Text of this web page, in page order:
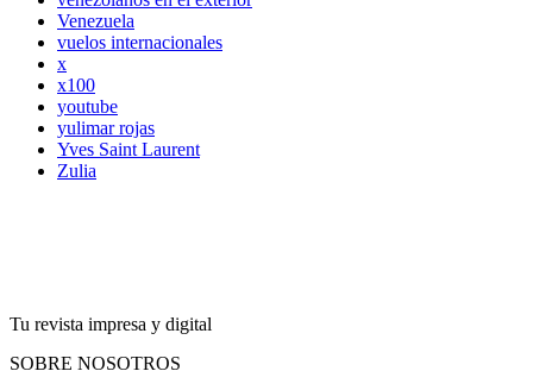
Venezuela
vuelos internacionales
x
x100
youtube
yulimar rojas
Yves Saint Laurent
Zulia
Tu revista impresa y digital
SOBRE NOSOTROS